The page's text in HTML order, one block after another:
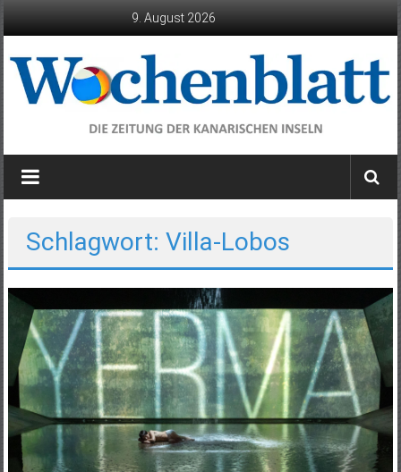
9. August 2026
Wochenblatt
die
Kanarischen
Inseln
Schlagwort: Villa-Lobos